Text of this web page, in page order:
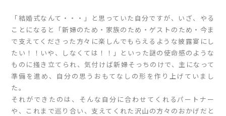
「結婚式なんて・・・」と思っていた自分ですが、いざ、やる
ことになると「新婦のため・家族のため・ゲストのため・今ま
で支えてくださった方々に楽しんでもらえるような披露宴にし
たい！！いや、しなくては！！」といった謎の使命感のような
ものに掻き立てられ、気付けば新婦そっちのけで、主になって
準備を進め、自分の思うおもてなしの形を作り上げていまし
た。
それができたのは、そんな自分に合わせてくれるパートナー
や、これまで巡り合い、支えてくれた沢山の方々のおかげだと